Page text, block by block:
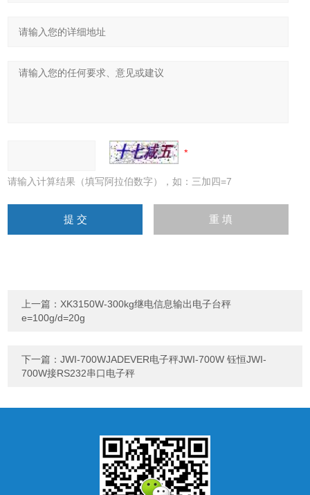
请输入计算结果（填写阿拉伯数字），如：三加四=7
上一篇： XK3150W-300kg继电信息输出电子台秤
e=100g/d=20g
下一篇：JWI-700WJADEVER电子秤JWI-700W 钰恒JWI-
700W接RS232串口电子秤